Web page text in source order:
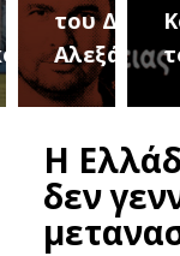
του Δήμου
Η
δεν